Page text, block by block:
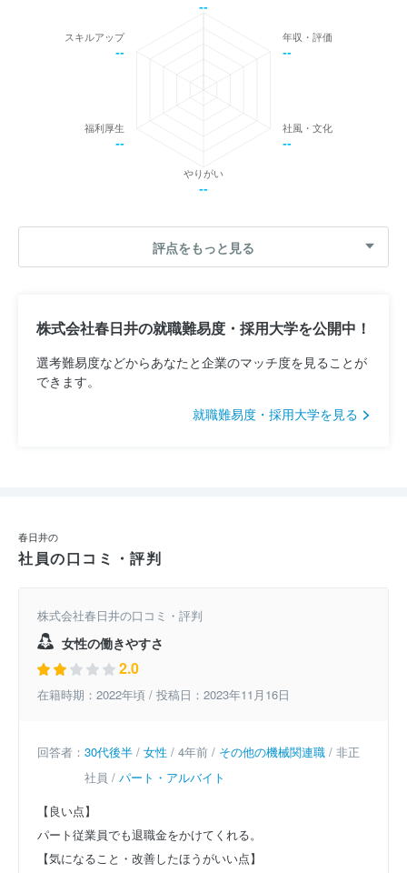
--
年収・評価
--
社風・文化
--
やりがい
--
福利厚生
--
スキルアップ
--
評点をもっと見る
株式会社春日井の就職難易度・採用大学を公開中！
選考難易度などからあなたと企業のマッチ度を見ることが
できます。
就職難易度・採用大学を見る
春日井の
社員の口コミ・評判
株式会社春日井の口コミ・評判
女性の働きやすさ
2.0
在籍時期：2022年頃 / 投稿日：2023年11月16日
回答者： 30代後半 / 女性 / 4年前 / その他の機械関連職 / 非正
社員 / パート・アルバイト
【良い点】
パート従業員でも退職金をかけてくれる。
【気になること・改善したほうがいい点】